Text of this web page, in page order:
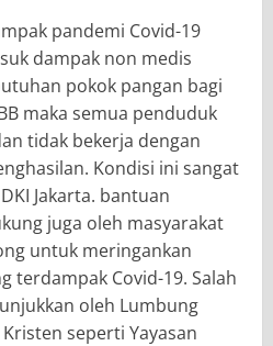
pandemi Covid-19
dampak non medis
pokok pangan bagi
maka semua penduduk
tidak bekerja dengan
Kondisi ini sangat
Jakarta. bantuan
juga oleh masyarakat
untuk meringankan
terdampak Covid-19. Salah
oleh Lumbung
seperti Yayasan